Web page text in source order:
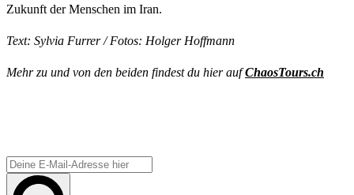
Zukunft der Menschen im Iran.
Text: Sylvia Furrer /Fotos: Holger Hoffmann
Mehr zu und von den beiden findest du hier aufChaosTours.ch